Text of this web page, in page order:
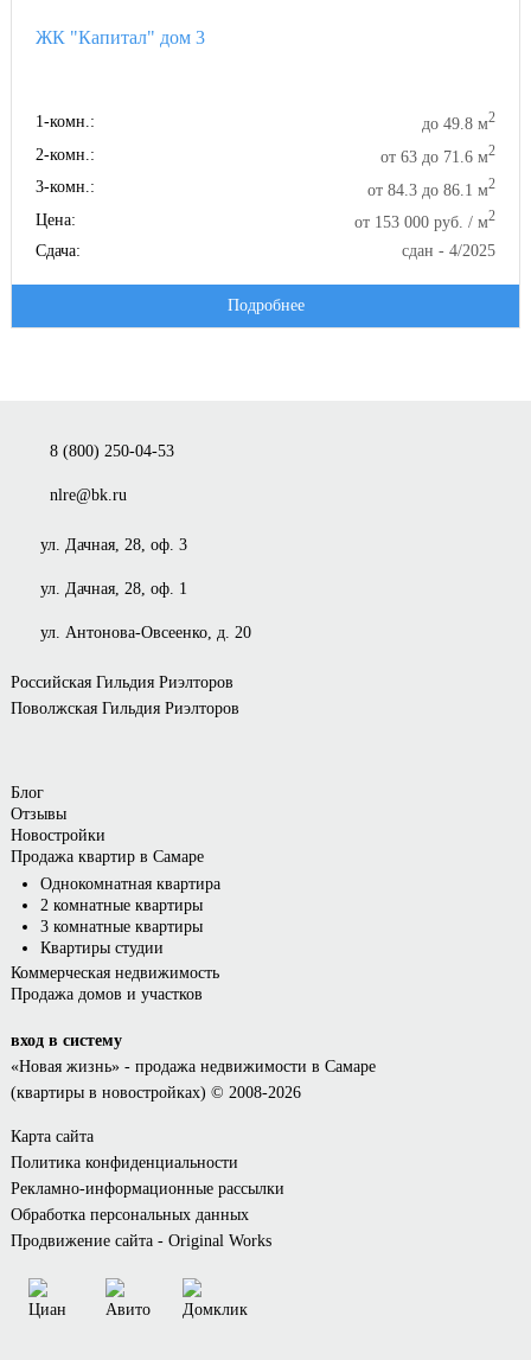
ЖК "Капитал" дом 3
1-комн.: до 49.8 м2
2-комн.: от 63 до 71.6 м2
3-комн.: от 84.3 до 86.1 м2
Цена: от 153 000 руб. / м2
Сдача: сдан - 4/2025
Подробнее
8 (800) 250-04-53
nlre@bk.ru
ул. Дачная, 28, оф. 3
ул. Дачная, 28, оф. 1
ул. Антонова-Овсеенко, д. 20
Российская Гильдия Риэлторов
Поволжская Гильдия Риэлторов
Блог
Отзывы
Новостройки
Продажа квартир в Самаре
Однокомнатная квартира
2 комнатные квартиры
3 комнатные квартиры
Квартиры студии
Коммерческая недвижимость
Продажа домов и участков
вход в систему
«Новая жизнь»- продажа недвижимости в Самаре
(квартиры в новостройках) © 2008-2026
Карта сайта
Политика конфиденциальности
Рекламно-информационные рассылки
Обработка персональных данных
Продвижение сайта - Original Works